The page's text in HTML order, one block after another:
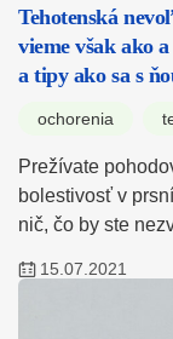
Tehotenská
vieme však ako
a tipy ako sa s
ochorenia
Prežívate
bolestivosť v
nič, čo by ste
15.07.2021